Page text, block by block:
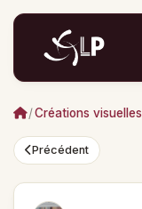
/Créations visuelles
Précédent